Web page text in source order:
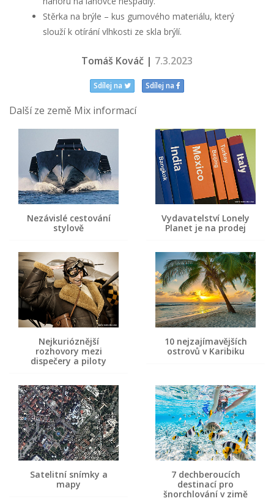
Stěrka na brýle – kus gumového materiálu, který
slouží k otírání vlhkosti ze skla brýlí.
Tomáš Kováč | 7.3.2023
Sdílej na Sdílej na
Další ze země Mix informací
Nezávislé cestování
stylově
Vydavatelství Lonely
Planet je na prodej
Nejkurióznější
rozhovory mezi
dispečery a piloty
10 nejzajímavějších
ostrovů v Karibiku
Satelitní snímky a
mapy
7 dechberoucích
destinací pro
šnorchlování v zimě